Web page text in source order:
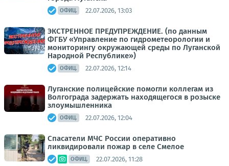
ОФИЦ. 22.07.2026, 13:03
ЭКСТРЕННОЕ ПРЕДУПРЕЖДЕНИЕ. (по данным
ФГБУ «Управление по гидрометеорологии и
мониторингу окружающей среды по Луганской
Народной Республике»)
ОФИЦ. 22.07.2026, 12:14
Луганские полицейские помогли коллегам из
Волгограда задержать находящегося в розыске
злоумышленника
ОФИЦ. 22.07.2026, 12:04
Спасатели МЧС России оперативно
ликвидировали пожар в селе Смелое
ОФИЦ. 22.07.2026, 11:28